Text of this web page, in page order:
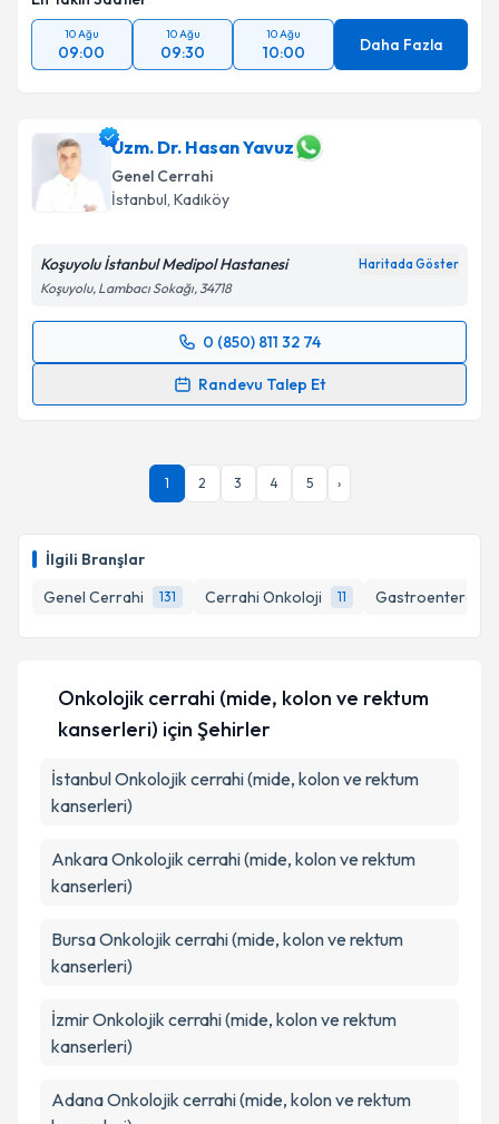
İlgili Branşlar
Genel Cerrahi
131 Cerrahi Onkoloji 11
En Yakın Saatler
10 Ağu
09:00
10 Ağu
09:30
10 Ağu
10:00 Daha Fazla
Uzm. Dr. Hasan Yavuz
Genel Cerrahi
İstanbul, Kadıköy
Koşuyolu İstanbul Medipol Hastanesi
Koşuyolu, Lambacı Sokağı, 34718
0 (850) 811 32 74
Randevu Talep Et
Randevu Takvimi Talebi
oluşturun. Size bu uzmandan randevu almanız için bir
takvim hazırlandığında e-posta ile bilgilendireceğiz.
Kişisel verilerimin işlenmesine ilişkinAydınlatma
Onkolojik cerrahi (mide, kolon ve rektum
kanserleri) için Şehirler
İstanbul Onkolojik cerrahi (mide, kolon ve rektum
kanserleri)
Ankara Onkolojik cerrahi (mide, kolon ve rektum
kanserleri)
Bursa Onkolojik cerrahi (mide, kolon ve rektum
kanserleri)
İzmir Onkolojik cerrahi (mide, kolon ve rektum
kanserleri)
Adana Onkolojik cerrahi (mide, kolon ve rektum